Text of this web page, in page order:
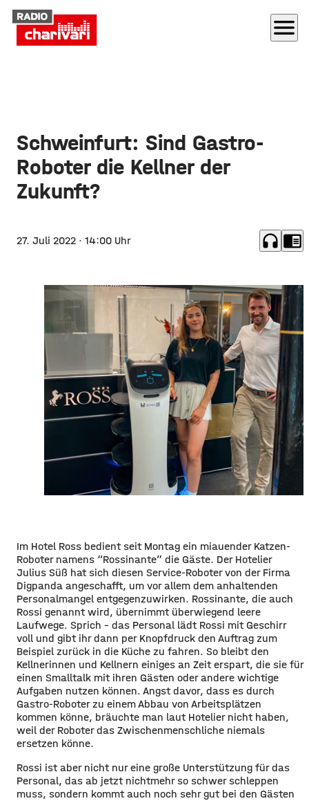
menu
Schweinfurt: Sind Gastro-
Roboter die Kellner der
Zukunft?
27. Juli 2022 · 14:00 Uhr headphones chrome_reader_mode
Im Hotel Ross bedient seit Montag ein miauender Katzen-
Roboter namens “Rossinante” die Gäste. Der Hotelier
Julius Süß hat sich diesen Service-Roboter von der Firma
Digpanda angeschafft, um vor allem dem anhaltenden
Personalmangel entgegenzuwirken. Rossinante, die auch
Rossi genannt wird, übernimmt überwiegend leere
Laufwege. Sprich – das Personal lädt Rossi mit Geschirr
voll und gibt ihr dann per Knopfdruck den Auftrag zum
Beispiel zurück in die Küche zu fahren. So bleibt den
Kellnerinnen und Kellnern einiges an Zeit erspart, die sie für
einen Smalltalk mit ihren Gästen oder andere wichtige
Aufgaben nutzen können. Angst davor, dass es durch
Gastro-Roboter zu einem Abbau von Arbeitsplätzen
kommen könne, bräuchte man laut Hotelier nicht haben,
weil der Roboter das Zwischenmenschliche niemals
ersetzen könne.
Rossi ist aber nicht nur eine große Unterstützung für das
Personal, das ab jetzt nichtmehr so schwer schleppen
muss, sondern kommt auch noch sehr gut bei den Gästen